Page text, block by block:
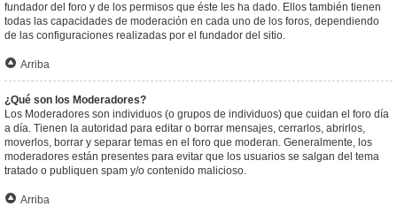
fundador del foro y de los permisos que éste les ha dado. Ellos también tienen
todas las capacidades de moderación en cada uno de los foros, dependiendo
de las configuraciones realizadas por el fundador del sitio.
Arriba
¿Qué son los Moderadores?
Los Moderadores son individuos (o grupos de individuos) que cuidan el foro día
a día. Tienen la autoridad para editar o borrar mensajes, cerrarlos, abrirlos,
moverlos, borrar y separar temas en el foro que moderan. Generalmente, los
moderadores están presentes para evitar que los usuarios se salgan del tema
tratado o publiquen spam y/o contenido malicioso.
Arriba